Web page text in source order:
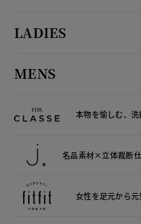
LADIES
MENS
本物を愉しむ、
名品素材×立体裁断
女性を足元から元